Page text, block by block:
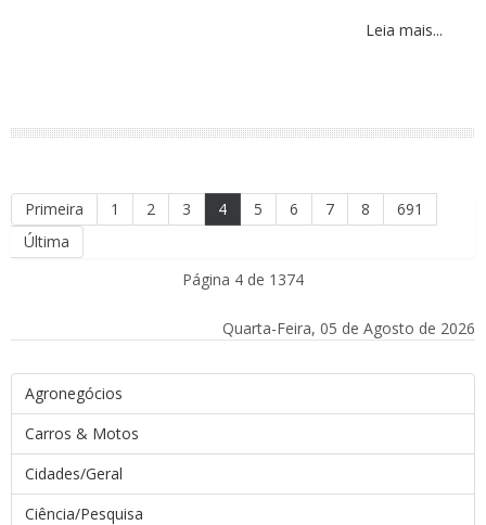
Leia mais...
Primeira 1 2 3 4 5 6 7 8
691
Última
Página 4 de 1374
Quarta-Feira, 05 de Agosto de 2026
Agronegócios
Carros & Motos
Cidades/Geral
Ciência/Pesquisa